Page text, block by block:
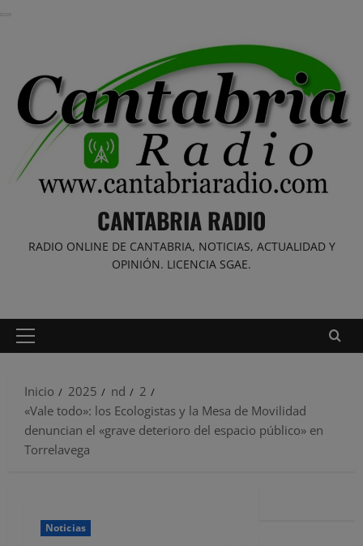
CANTABRIA RADIO
RADIO ONLINE DE CANTABRIA, NOTICIAS, ACTUALIDAD Y
OPINIÓN. LICENCIA SGAE.
Menú
Inicio
2025 nd
2
«Vale todo»: los Ecologistas y la Mesa de Movilidad
denuncian el «grave deterioro del espacio público» en
Torrelavega
Noticias